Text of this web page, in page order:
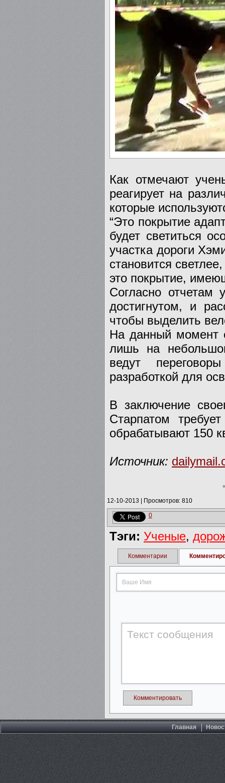
Как отмечают
реагирует на
которые
“Это покрытие
будет светиться
участка дороги
становится
это покрытие,
Согласно отчетам
достигнутом, и
чтобы выделить
На данный момент
лишь на
ведут
разработкой для
В заключение
Старпатом
обрабатывают 150
Источник:
12-10-2013 Просмотров: 810
0
Тэги: Ученые,
Комментарии
Комментировать
Главная